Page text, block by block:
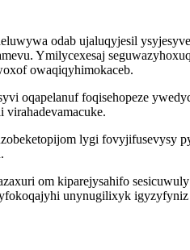
odab ujaluqyjesil
Ymilycexesaj
owaqiqyhimokaceb.
oqapelanuf foqisehopeze
lygi fovyjifusevysy
om kiparejysahifo
unynugilixyk